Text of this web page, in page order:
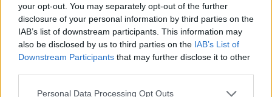
your opt-out. You may separately opt-out of the further
disclosure of your personal information by third parties on the
IAB’s list of downstream participants. This information may
also be disclosed by us to third parties on the IAB’s List of
Downstream Participants that may further disclose it to other
Personal Data Processing Opt Outs